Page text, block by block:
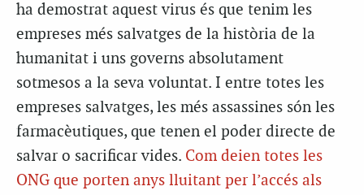
ha demostrat aquest virus és que tenim les
empreses més salvatges de la història de la
humanitat i uns governs absolutament
sotmesos a la seva voluntat. I entre totes les
empreses salvatges, les més assassines són les
farmacèutiques, que tenen el poder directe de
salvar o sacrificar vides. Com deien totes les
ONG que porten anys lluitant per l’accés als